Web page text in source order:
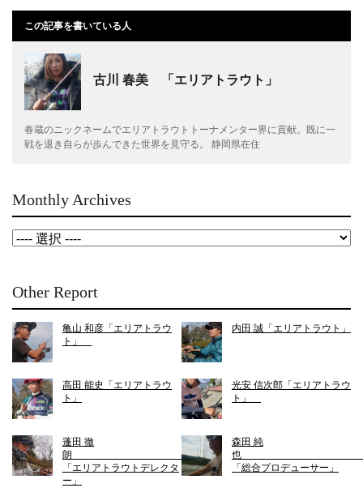
この記事を書いている人
古川 春美 「エリアトラウト」
春蔵のニックネームでエリアトラウトトーナメンター界に貢献。既に一
戦を退き自らが歩んできた世界を見守る。 静岡県在住
Monthly Archives
Other Report
亀山 和彦「エリアトラウ
ト」
内田 誠「エリアトラウト」
高田 能史「エリアトラウ
ト」
光安 信次郎「エリアトラウ
ト」
蓬田 徹
朗
「エリアトラウトデレクタ
ー」
森田 純
「総合プロデューサー」